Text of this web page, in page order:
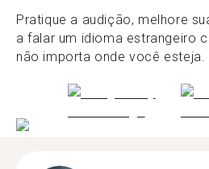
Pratique a audição, melhore
a falar um idioma estrangeiro
não importa onde você esteja.